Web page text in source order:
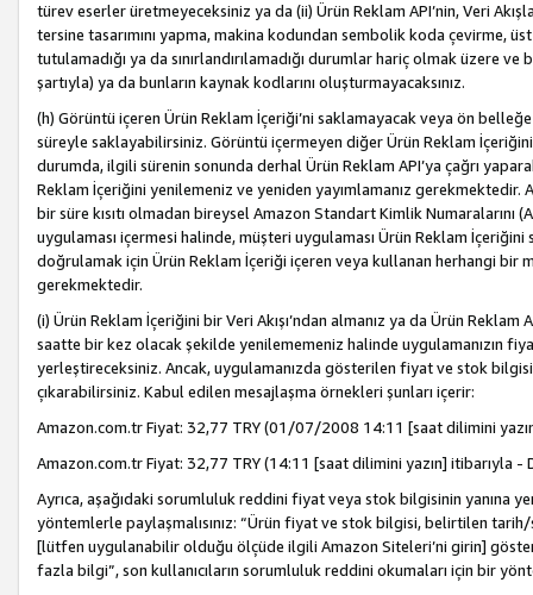
türev eserler üretmeyeceksiniz ya da (ii) Ürün Reklam API’nin, Veri
tersine tasarımını yapma, makina kodundan sembolik koda çevirme,
tutulamadığı ya da sınırlandırılamadığı durumlar hariç olmak üzere
şartıyla) ya da bunların kaynak kodlarını oluşturmayacaksınız.
(h) Görüntü içeren Ürün Reklam İçeriği’ni saklamayacak veya ön
süreyle saklayabilirsiniz. Görüntü içermeyen diğer Ürün Reklam
durumda, ilgili sürenin sonunda derhal Ürün Reklam API’ya çağrı
Reklam İçeriğini yenilemeniz ve yeniden yayımlamanız gerekmektedir.
bir süre kısıtı olmadan bireysel Amazon Standart Kimlik Numaralarını
uygulaması içermesi halinde, müşteri uygulaması Ürün Reklam
doğrulamak için Ürün Reklam İçeriği içeren veya kullanan herhangi bir
gerekmektedir.
(i) Ürün Reklam İçeriğini bir Veri Akışı’ndan almanız ya da Ürün
saatte bir kez olacak şekilde yenilememeniz halinde uygulamanızın
yerleştireceksiniz. Ancak, uygulamanızda gösterilen fiyat ve stok
çıkarabilirsiniz. Kabul edilen mesajlaşma örnekleri şunları içerir:
Amazon.com.tr Fiyat: 32,77 TRY (01/07/2008 14:11 [saat dilimini
Amazon.com.tr Fiyat: 32,77 TRY (14:11 [saat dilimini yazın] itibarıyla -
Ayrıca, aşağıdaki sorumluluk reddini fiyat veya stok bilgisinin yanına
yöntemlerle paylaşmalısınız: “Ürün fiyat ve stok bilgisi, belirtilen
[lütfen uygulanabilir olduğu ölçüde ilgili Amazon Siteleri’ni girin]
fazla bilgi”, son kullanıcıların sorumluluk reddini okumaları için bir